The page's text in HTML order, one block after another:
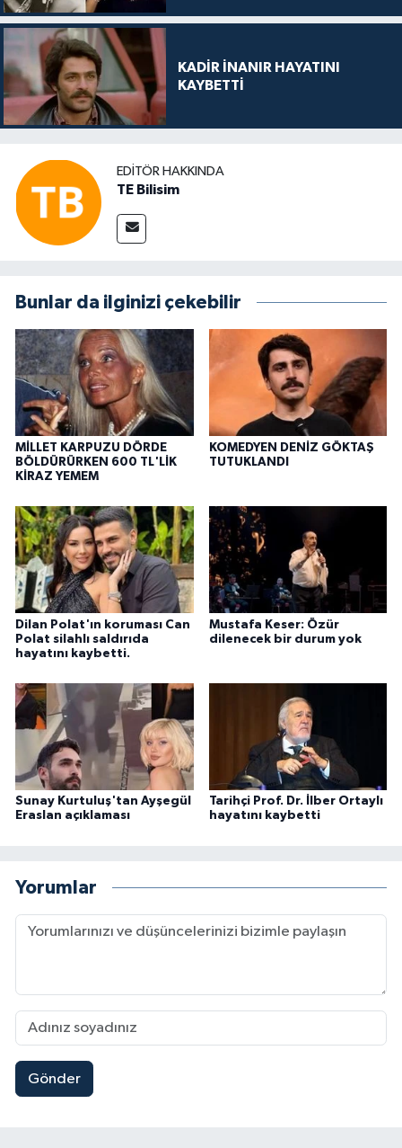
KADİR İNANIR HAYATINI
KAYBETTİ
EDITÖR HAKKINDA
TE Bilisim
Bunlar da ilginizi çekebilir
MİLLET KARPUZU DÖRDE
BÖLDÜRÜRKEN 600 TL'LİK
KİRAZ YEMEM
KOMEDYEN DENİZ GÖKTAŞ
TUTUKLANDI
Dilan Polat'ın koruması Can
Polat silahlı saldırıda
hayatını kaybetti.
Mustafa Keser: Özür
dilenecek bir durum yok
Sunay Kurtuluş'tan Ayşegül
Eraslan açıklaması
Tarihçi Prof. Dr. İlber Ortaylı
hayatını kaybetti
Yorumlar
Gönder